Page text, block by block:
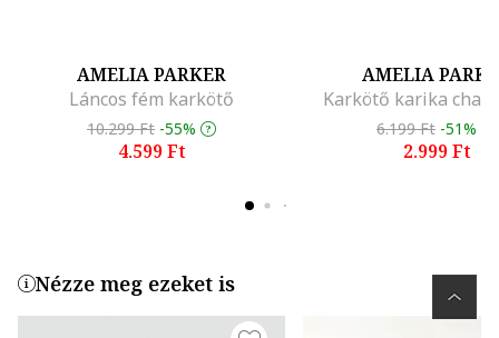
AMELIA PARKER
Láncos fém karkötő
10.299 Ft -55%
4.599 Ft
AMELIA
Karkötő karika
6.199 Ft -51%
2.999 Ft
Nézze meg ezeket is